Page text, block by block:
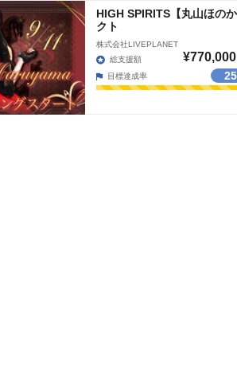
HIGH SPIRITS【丸山ほの
クト
株式会社LIVEPLANET
総支援額
¥770,000
目標達成率